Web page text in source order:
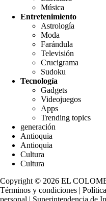
Música
Entretenimiento
Astrología
Moda
Farándula
Televisión
Crucigrama
Sudoku
Tecnología
Gadgets
Videojuegos
Apps
Trending topics
generación
Antioquia
Antioquia
Cultura
Cultura
Copyright © 2026 EL
Términos y condiciones |